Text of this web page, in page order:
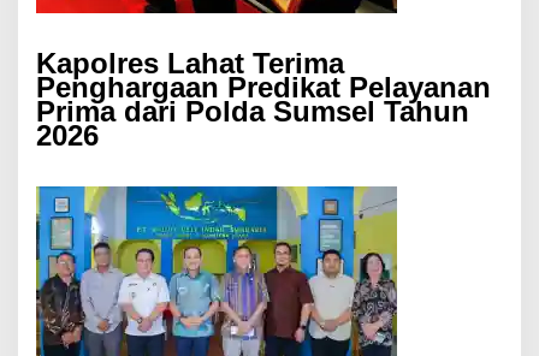
Kapolres Lahat Terima
Penghargaan Predikat Pelayanan
Prima dari Polda Sumsel Tahun
2026